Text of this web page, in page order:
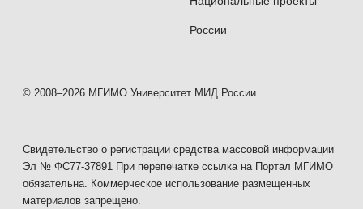
России
© 2008–2026 МГИМО Университет МИД России
Свидетельство о регистрации средства массовой информации
Эл № ФС77-37891 При перепечатке ссылка на Портал МГИМО
обязательна. Коммерческое использование размещенных
материалов запрещено.